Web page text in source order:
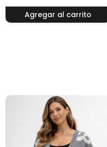
Agregar al carrito